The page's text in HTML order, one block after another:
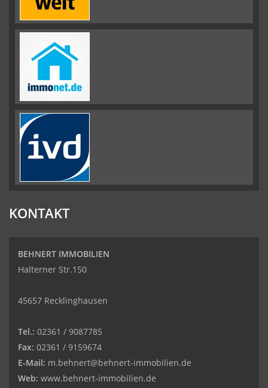
KONTAKT
BEHNERT IMMOBILIEN
Halterner Str.150
45657 Recklinghausen
Tel.: 02361 / 9087785
Fax: 02361 / 9159674
E-Mail: m.behnert@behnert-immobilien.de
Web: www.behnert-immobilien.de